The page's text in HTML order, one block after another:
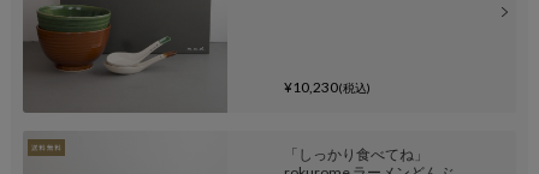
¥10,230(税込)
「しっかり食べてね」